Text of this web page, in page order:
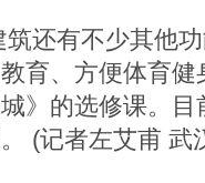
还有不少其他
育、方便体育
》的选修课。目
(记者左艾甫 武